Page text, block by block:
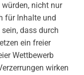
nicht nur
für Inhalte und
dass durch
ein freier
Wettbewerb
wirken